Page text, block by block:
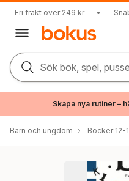
Fri frakt över 249 kr •
Sök bok, spel,
Skapa nya rutiner –
Barn och ungdom Böcker 12-